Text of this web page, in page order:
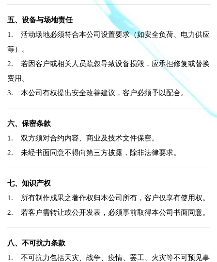
五、设备与场地责任
1. 活动场地必须符合本公司设置要求（如安全负荷、电力供应
等）。
2. 若因客户或相关人员疏忽导致设备损毁，应承担修复或替换
费用。
3. 本公司有权提出安全改善建议，客户必须予以配合。
六、保密条款
1. 双方须对合约内容、商业及技术文件保密。
2. 未经书面同意不得向第三方披露，除非法律要求。
七、知识产权
1. 所有制作成果之著作权归本公司所有，客户仅享有使用权。
2. 若客户需转让或公开发表，必须事前取得本公司书面同意。
八、不可抗力条款
1. 不可抗力包括天灾、战争、疫情、罢工、火灾等不可预见事